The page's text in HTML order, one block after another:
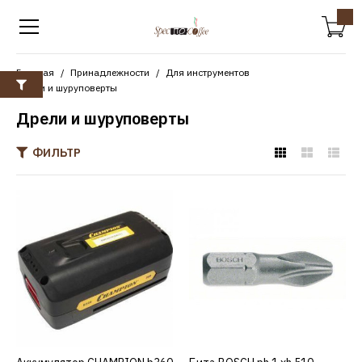
Главная Принадлежности
Для инструментов
Дрели и шуруповерты
Дрели и шуруповерты
ФИЛЬТР